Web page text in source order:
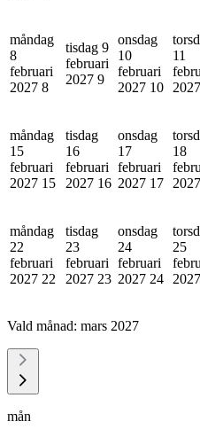
måndag
8
februari
2027 8
tisdag 9
februari
2027 9
onsdag
10
februari
2027 10
11
2027
måndag
15
februari
2027 15
tisdag
16
februari
2027 16
onsdag
17
februari
2027 17
18
2027
måndag
22
februari
2027 22
tisdag
23
februari
2027 23
onsdag
24
februari
2027 24
25
2027
Vald månad: mars 2027
mån